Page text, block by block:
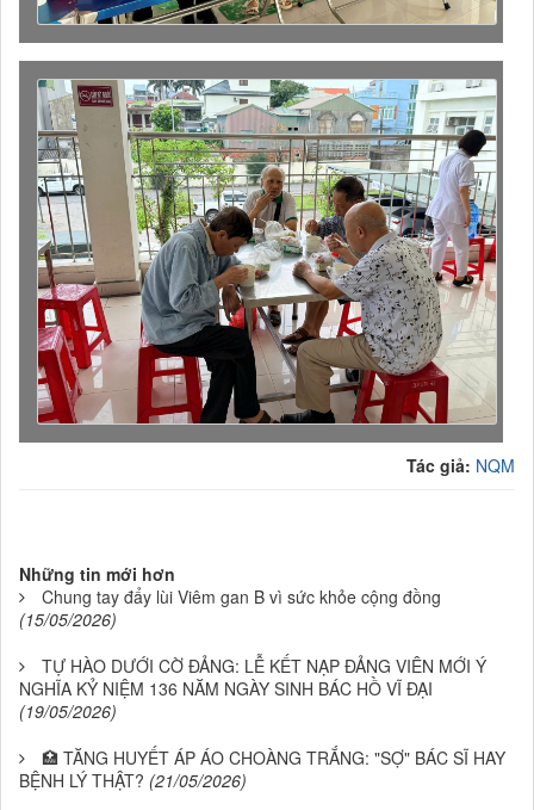
Tác giả: NQM
Những tin mới hơn
Chung tay đẩy lùi Viêm gan B vì sức khỏe cộng đồng
(15/05/2026)
TỰ HÀO DƯỚI CỜ ĐẢNG: LỄ KẾT NẠP ĐẢNG VIÊN MỚI Ý
NGHĨA KỶ NIỆM 136 NĂM NGÀY SINH BÁC HỒ VĨ ĐẠI
(19/05/2026)
🏥 TĂNG HUYẾT ÁP ÁO CHOÀNG TRẮNG: "SỢ" BÁC SĨ HAY
BỆNH LÝ THẬT? (21/05/2026)